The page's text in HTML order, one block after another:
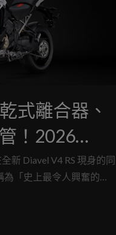
式離合器、
！2026
V4 RS 海外
新 Diavel V4 RS 現身的同
為「史上最令人興奮的
的靈魂塞進旅行車